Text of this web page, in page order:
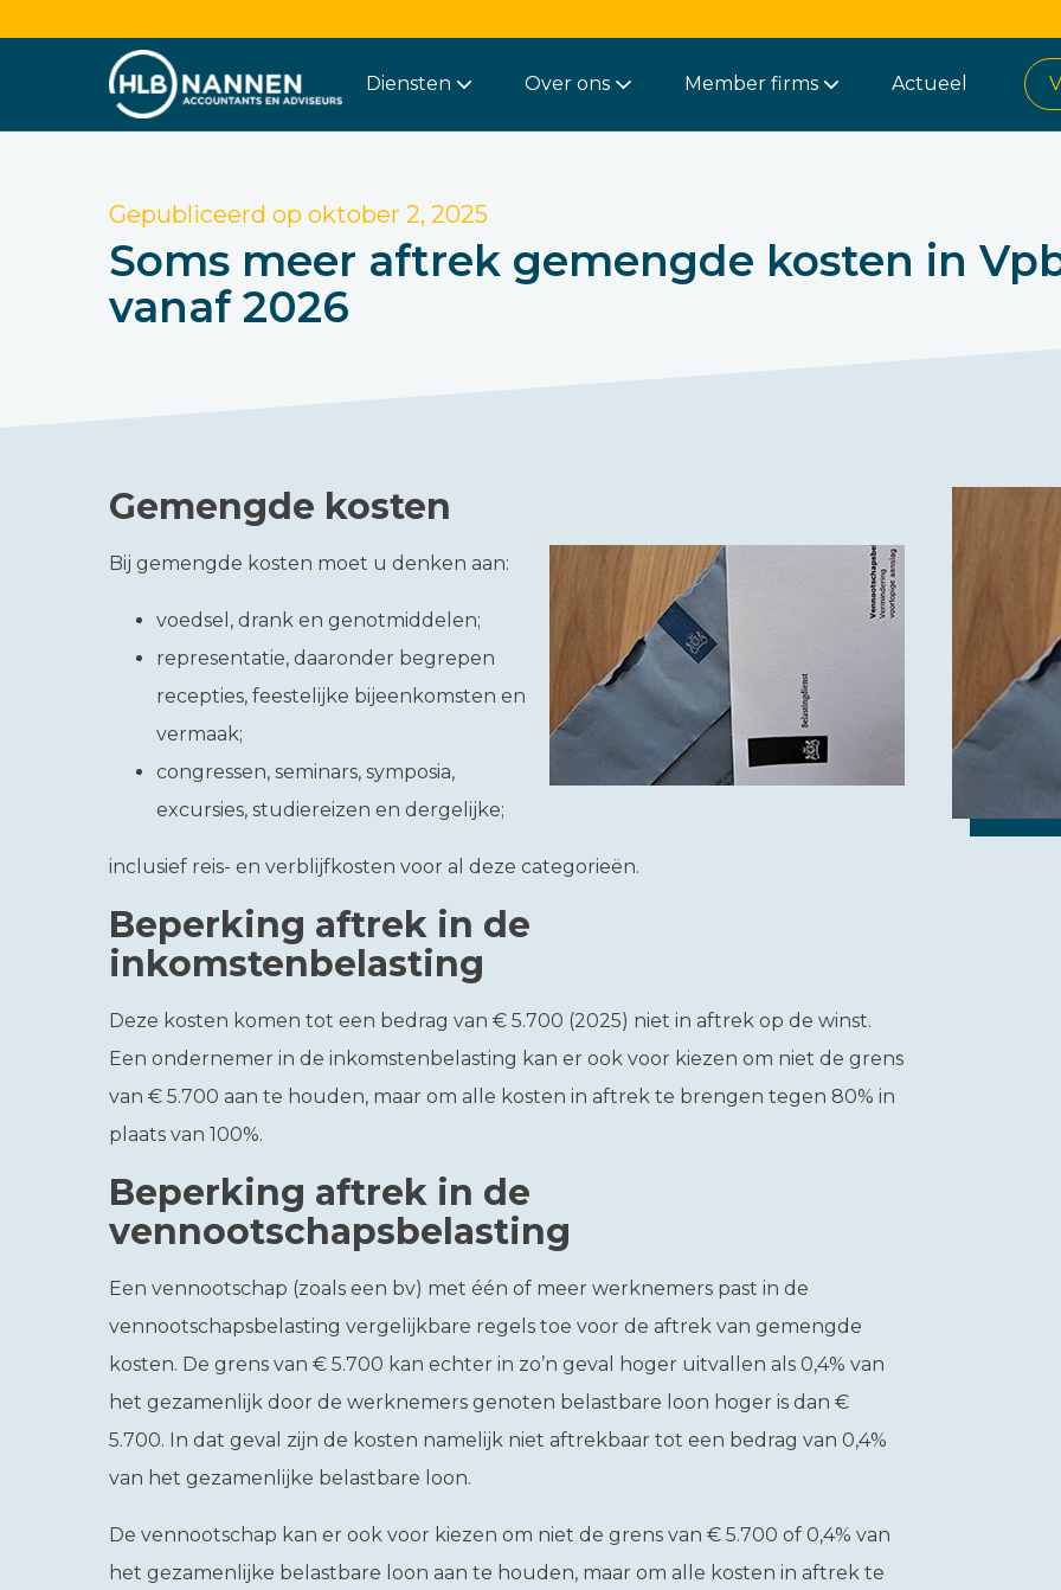
Diensten Over ons Member firms Actueel
Gepubliceerd op oktober 2, 2025
Soms meer aftrek gemengde kosten in
vanaf 2026
Gemengde kosten
Bij gemengde kosten moet u denken aan:
voedsel, drank en genotmiddelen;
representatie, daaronder begrepen
recepties, feestelijke bijeenkomsten en
vermaak;
congressen, seminars, symposia,
excursies, studiereizen en dergelijke;
inclusief reis- en verblijfkosten voor al deze categorieën.
Beperking aftrek in de
inkomstenbelasting
Deze kosten komen tot een bedrag van € 5.700 (2025) niet in aftrek op de winst.
Een ondernemer in de inkomstenbelasting kan er ook voor kiezen om niet de grens
van € 5.700 aan te houden, maar om alle kosten in aftrek te brengen tegen 80% in
plaats van 100%.
Beperking aftrek in de
vennootschapsbelasting
Een vennootschap (zoals een bv) met één of meer werknemers past in de
vennootschapsbelasting vergelijkbare regels toe voor de aftrek van gemengde
kosten. De grens van € 5.700 kan echter in zo’n geval hoger uitvallen als 0,4% van
het gezamenlijk door de werknemers genoten belastbare loon hoger is dan €
5.700. In dat geval zijn de kosten namelijk niet aftrekbaar tot een bedrag van 0,4%
van het gezamenlijke belastbare loon.
De vennootschap kan er ook voor kiezen om niet de grens van € 5.700 of 0,4% van
het gezamenlijke belastbare loon aan te houden, maar om alle kosten in aftrek te